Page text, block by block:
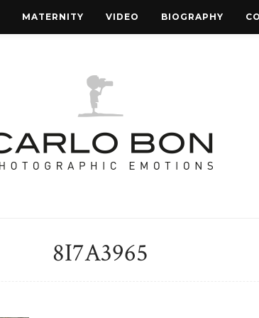
MATERNITY VIDEO BIOGRAPHY
8I7A3965